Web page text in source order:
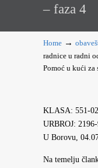
– faza 4
Home →
radnice u radni
Pomoć u kući za
KLASA: 551-
URBROJ:
U Borovu,
Na temelju